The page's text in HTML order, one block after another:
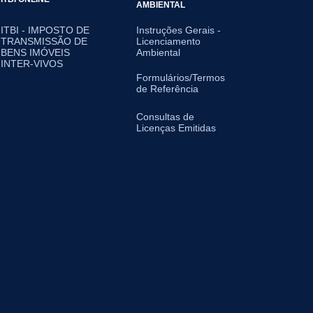
ITBI - IMPOSTO DE
TRANSMISSÃO DE
BENS IMÓVEIS
INTER-VIVOS
AMBIENTAL
Instruções Gerais -
Licenciamento
Ambiental
Formulários/Termos
de Referência
Consultas de
Licenças Emitidas